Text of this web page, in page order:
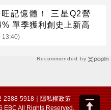
Recommended by
記憶體！ 三星Q2營
單季獲利創史上新高
13:40)
2388-5918｜隱私權政策
EBC All Rights Reserved.